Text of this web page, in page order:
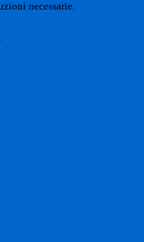
necessarie.